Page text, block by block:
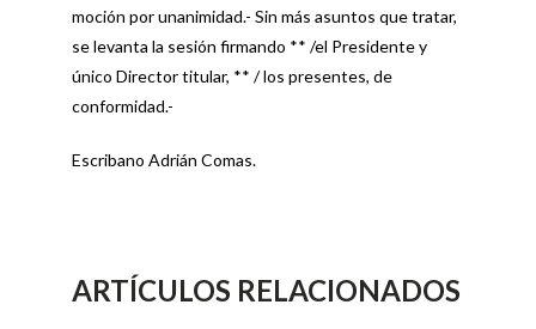
moción por unanimidad.- Sin más asuntos que tratar,
se levanta la sesión firmando ** /el Presidente y
único Director titular, ** / los presentes, de
conformidad.-
Escribano Adrián Comas.
ARTÍCULOS RELACIONADOS